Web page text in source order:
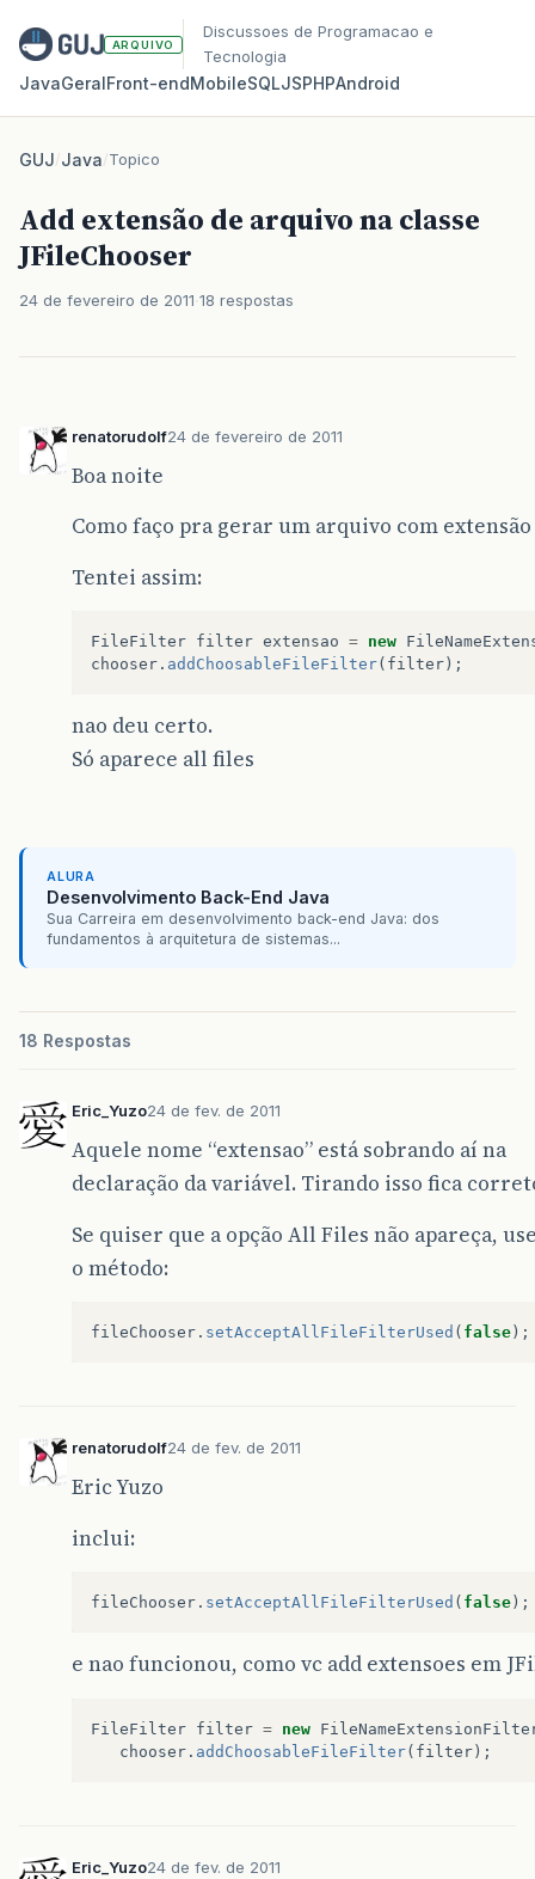
ARQUIVO
Discussoes de Programacao e
Tecnologia
JavaGeralFront‑endMobileSQLJSPHPAndroid
GUJ/Java/Topico
Add extensão de arquivo na classe
JFileChooser
24 de fevereiro de 2011 18 respostas
renatorudolf24 de fevereiro de 2011
Boa noite
Como faço pra gerar um arquivo com
Tentei assim:
FileFilter filter extensao = new
chooser . addChoosableFileFilter( filter );
nao deu certo.
Só aparece all files
ALURA
Desenvolvimento Back-End Java
Sua Carreira em desenvolvimento back-end Java: dos
fundamentos à arquitetura de sistemas...
18 Respostas
Eric_Yuzo24 de fev. de 2011
Aquele nome “extensao” está sobrando aí na
declaração da variável. Tirando isso fica
Se quiser que a opção All Files não apareça,
o método:
fileChooser . setAcceptAllFileFilterUsed ( false );
renatorudolf24 de fev. de 2011
Eric Yuzo
inclui:
fileChooser . setAcceptAllFileFilterUsed ( false );
e nao funcionou, como vc add extensoes em
FileFilter filter = new
chooser . addChoosableFileFilter( filter);
Eric_Yuzo24 de fev. de 2011